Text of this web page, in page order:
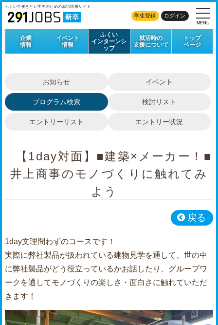
ふくいで働きたい学生のための就活情報サイト
学生登録 ログイン
企業
情報
イベント
情報
ふくい
インターンシ
ップ
就活時の
支援について
トップ
ページ
MENU
お知らせ イベント
プログラム検索 検討リスト
エントリーリスト エントリー状況
【1day対面】■建築×メーカー！■
井上商事のモノづくりに触れてみ
よう
戻る
1day文理問わずのコースです！
実際に弊社製品が扱われている建物見学を通して、世の中
に弊社製品がどう役立っているかお話したり、グループワ
ークを通してモノづくりの楽しさ・面白さに触れていただ
きます！